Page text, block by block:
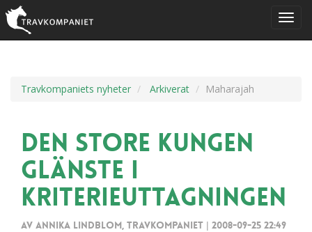
Travkompaniets nyheter Arkiverat Maharajah
Den store kungen
glänste i
Kriterieuttagningen
Av Annika Lindblom, Travkompaniet | 2008-09-25 22:49